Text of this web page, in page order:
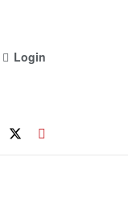
Login